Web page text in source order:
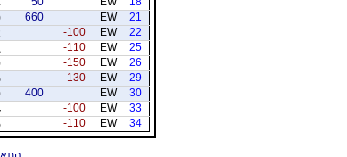
21
EW
660
22
EW
-100
25
EW
-110
26
EW
-150
29
EW
-130
30
EW
400
33
EW
-100
34
EW
-110